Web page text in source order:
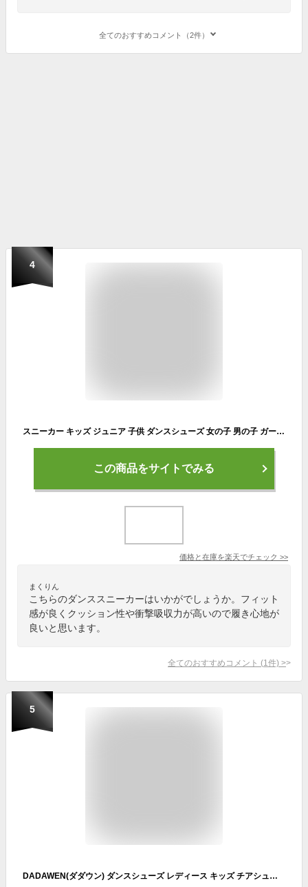
全てのおすすめコメント（2件）
4
スニーカー キッズ ジュニア 子供 ダンスシューズ 女の子 男の子 ガールズ ボーイズ 白 ホワイト 黒 ブラック ダンススニーカー カジュアルシューズ 靴 ハイカット おしゃれ シンプル パークアベニュー PARK AVENUE PA-8132
この商品をサイトでみる
価格と在庫を楽天でチェック >>
まくりん
こちらのダンススニーカーはいかがでしょうか。フィット
感が良くクッション性や衝撃吸収力が高いので履き心地が
良いと思います。
全てのおすすめコメント (1 件) >
5
DADAWEN(ダダウン) ダンスシューズ レディース キッズ チアシューズ スニーカー 防水 軽量 屈曲性良い ズンバ 社交ダンス チア練習用 ヒップホップ ジャズ 通勤 通学 ホワイト 23cm